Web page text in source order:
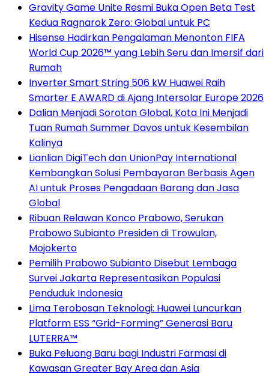
Gravity Game Unite Resmi Buka Open Beta Test
Kedua Ragnarok Zero: Global untuk PC
Hisense Hadirkan Pengalaman Menonton FIFA
World Cup 2026™ yang Lebih Seru dan Imersif dari
Rumah
Inverter Smart String 506 kW Huawei Raih
Smarter E AWARD di Ajang Intersolar Europe 2026
Dalian Menjadi Sorotan Global, Kota Ini Menjadi
Tuan Rumah Summer Davos untuk Kesembilan
Kalinya
Lianlian DigiTech dan UnionPay International
Kembangkan Solusi Pembayaran Berbasis Agen
AI untuk Proses Pengadaan Barang dan Jasa
Global
Ribuan Relawan Konco Prabowo, Serukan
Prabowo Subianto Presiden di Trowulan,
Mojokerto
Pemilih Prabowo Subianto Disebut Lembaga
Survei Jakarta Representasikan Populasi
Penduduk Indonesia
Lima Terobosan Teknologi: Huawei Luncurkan
Platform ESS “Grid-Forming” Generasi Baru
LUTERRA™
Buka Peluang Baru bagi Industri Farmasi di
Kawasan Greater Bay Area dan Asia